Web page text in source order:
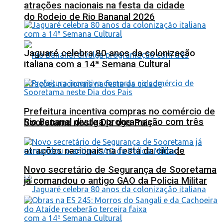
do Rodeio de Rio Bananal 2026
Rio Bananal divulga programação com três
atrações nacionais na festa da cidade
atrações nacionais na festa da cidade
Jaguaré celebra 80 anos da colonização
italiana com a 14ª Semana Cultural
Prefeitura incentiva compras no comércio de
Sooretama neste Dia dos Pais
Novo secretário de Segurança de Sooretama
já comandou o antigo GAO da Polícia Militar